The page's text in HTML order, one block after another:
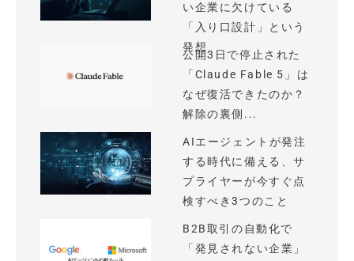
い企業に欠けている
「入り口設計」という
発想
公開3日で停止された
「Claude Fable 5」は
なぜ復活できたのか？
解除の裏側...
AIエージェントが発注
する時代に備える、サ
プライヤーが今すぐ点
検すべき3つのこと
B2B取引の自動化で
「発見されない企業」